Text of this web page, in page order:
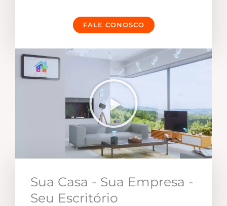
FALE CONOSCO
Sua Casa - Sua Empresa -
Seu Escritório